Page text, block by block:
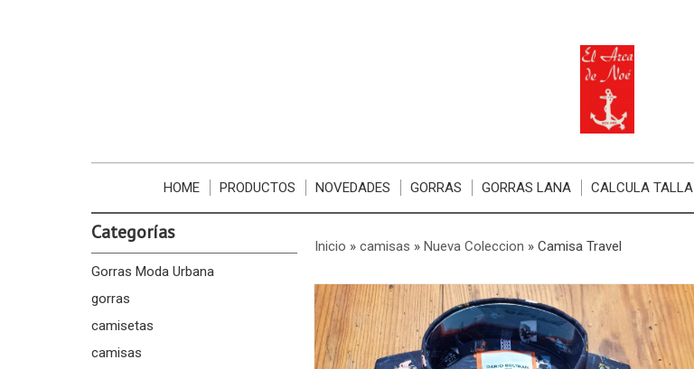
HOME PRODUCTOS NOVEDADES GORRAS GORRAS LANA CALCULA TALLA
Categorías
Gorras Moda Urbana
gorras
camisetas
camisas
Inicio » camisas » Nueva Coleccion » Camisa Travel